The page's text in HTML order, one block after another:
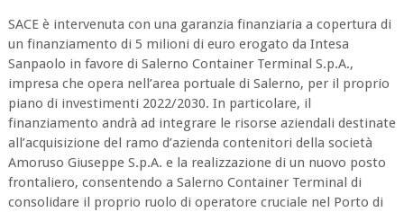
SACE è intervenuta con una garanzia finanziaria a copertura di
un finanziamento di 5 milioni di euro erogato da Intesa
Sanpaolo in favore di Salerno Container Terminal S.p.A.,
impresa che opera nell’area portuale di Salerno, per il proprio
piano di investimenti 2022/2030. In particolare, il
finanziamento andrà ad integrare le risorse aziendali destinate
all’acquisizione del ramo d’azienda contenitori della società
Amoruso Giuseppe S.p.A. e la realizzazione di un nuovo posto
frontaliero, consentendo a Salerno Container Terminal di
consolidare il proprio ruolo di operatore cruciale nel Porto di